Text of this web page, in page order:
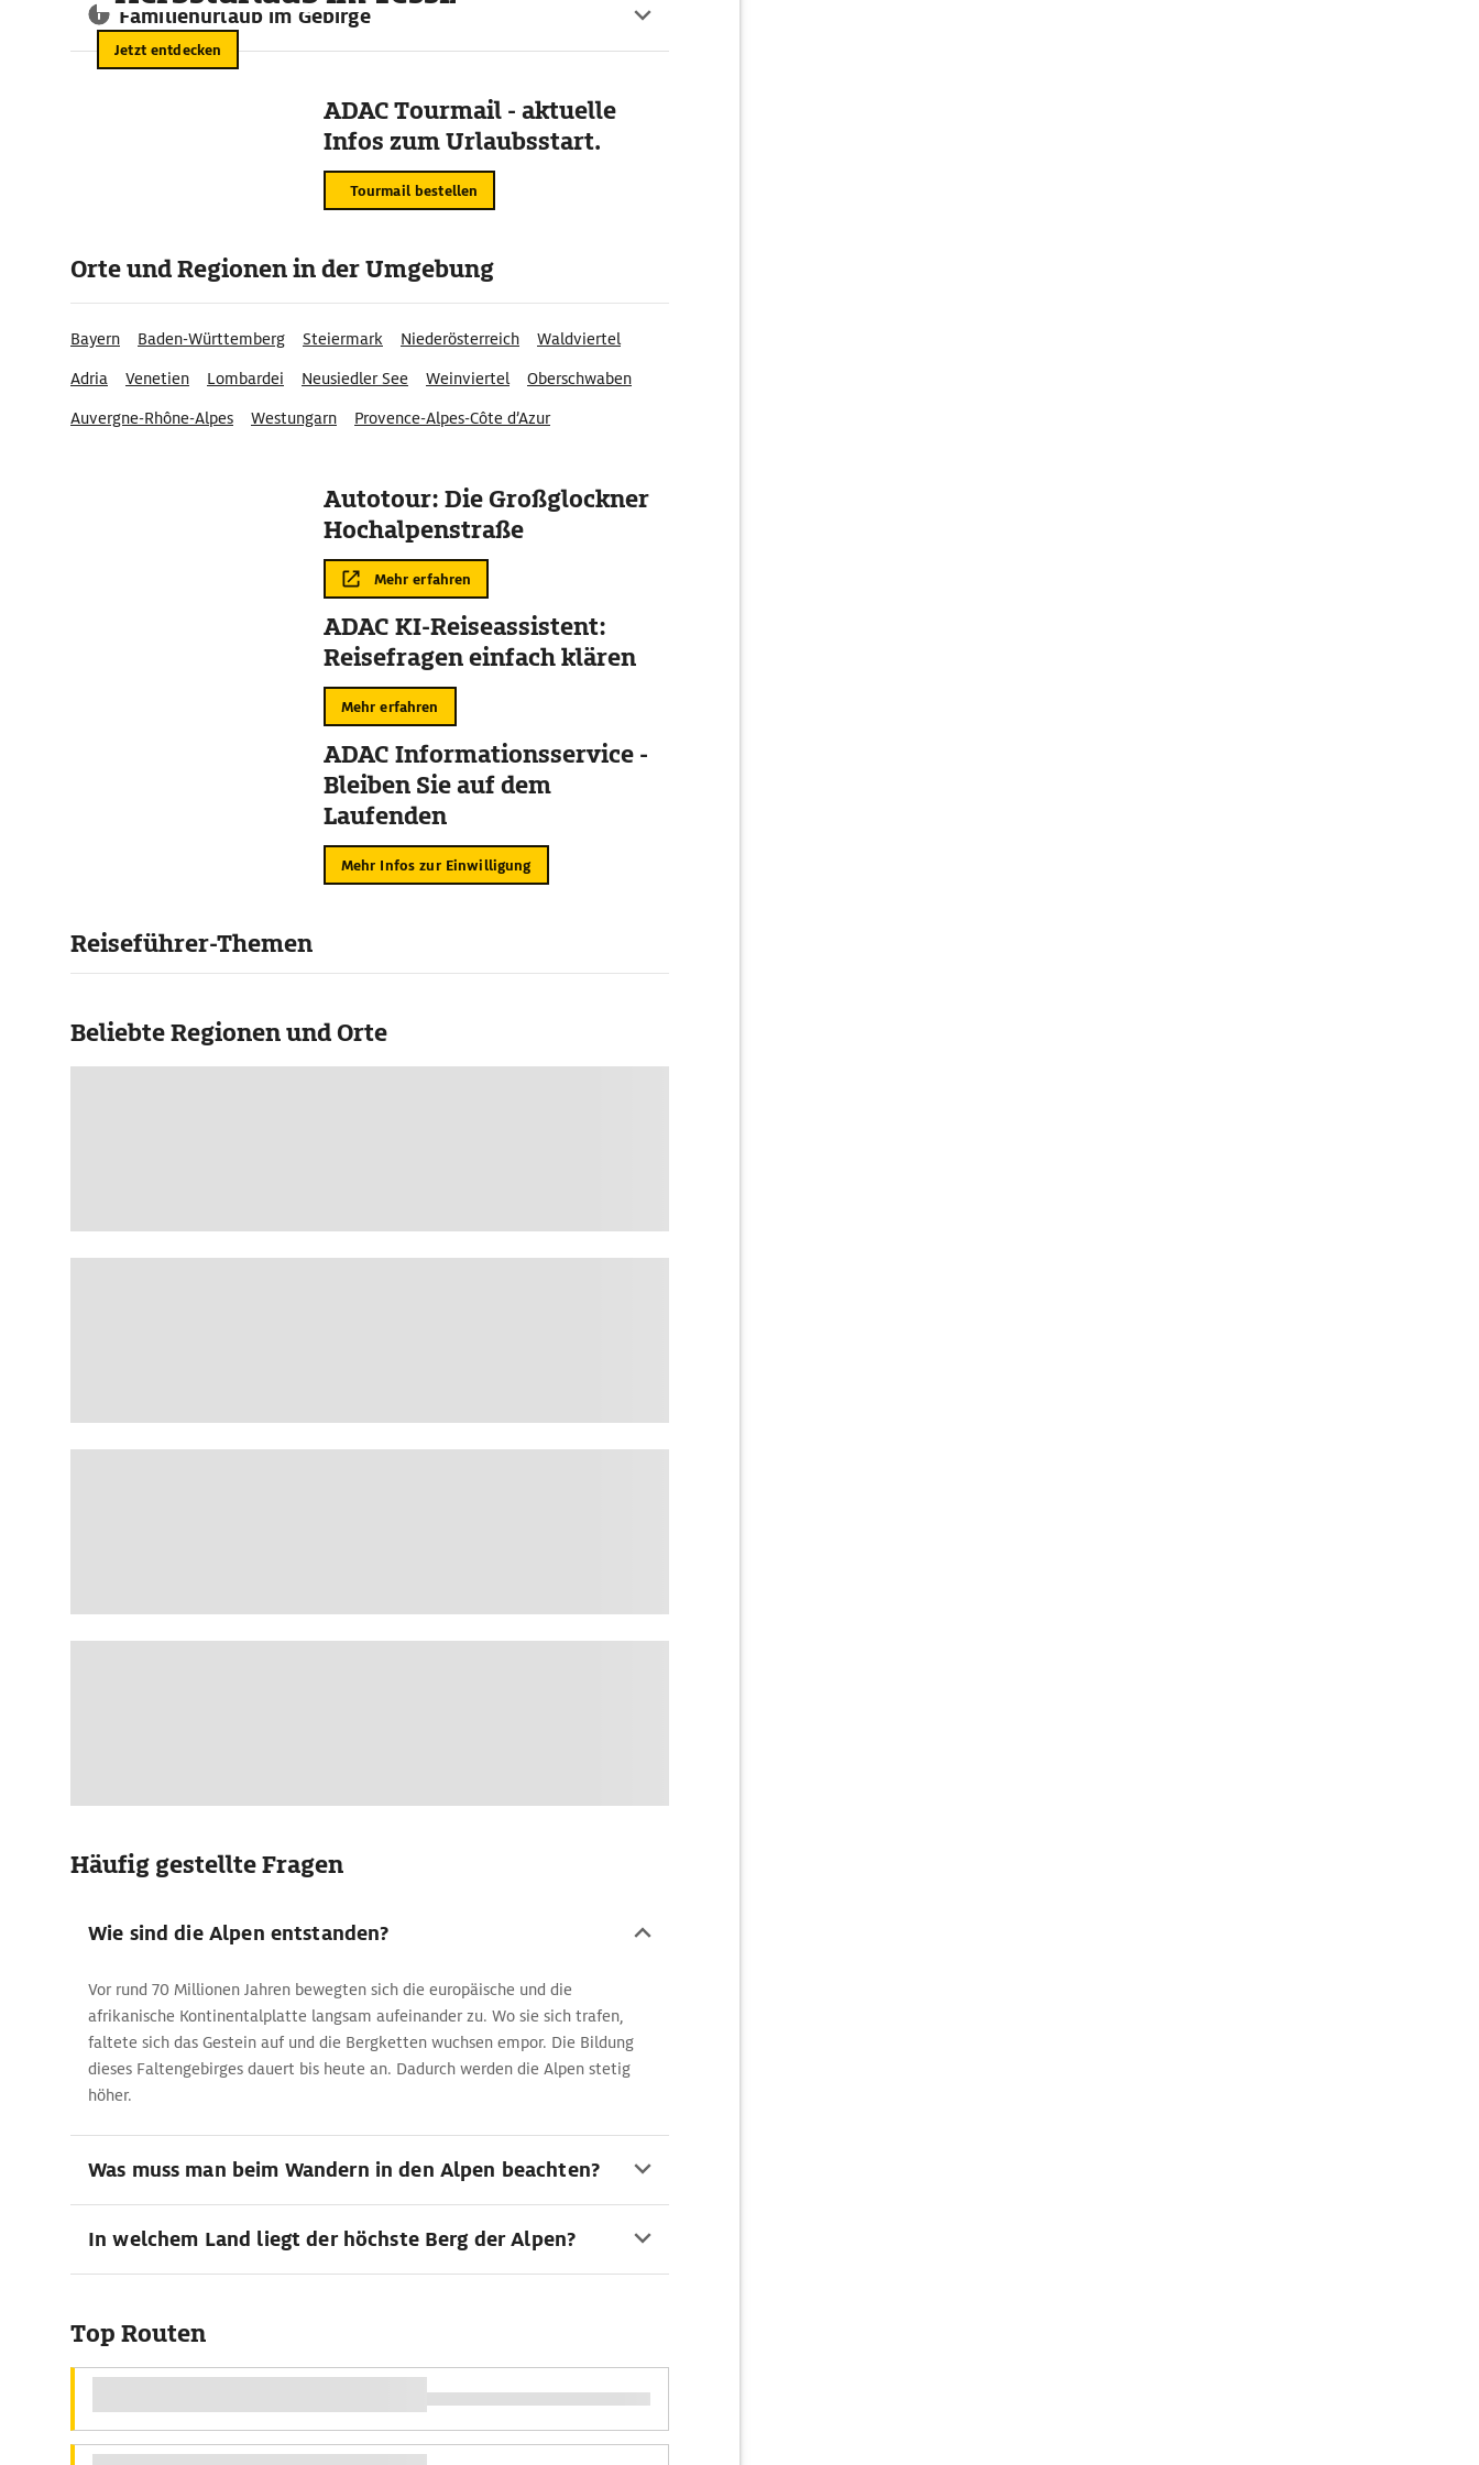
Familienurlaub im Gebirge
Jetzt entdecken
ADAC Tourmail - aktuelle
Infos zum Urlaubsstart.
Tourmail bestellen
Orte und Regionen in der Umgebung
Bayern Baden-Württemberg Steiermark Niederösterreich
Waldviertel
Adria
Venetien Lombardei Neusiedler See Weinviertel
Oberschwaben
Auvergne-Rhône-Alpes
Westungarn
Provence-Alpes-Côte d’Azur
Autotour: Die Großglockner
Hochalpenstraße
Mehr erfahren
ADAC KI-Reiseassistent:
Reisefragen einfach klären
Mehr erfahren
ADAC Informationsservice -
Bleiben Sie auf dem
Laufenden
Mehr Infos zur Einwilligung
Reiseführer-Themen
Beliebte Regionen und Orte
Häufig gestellte Fragen
Wie sind die Alpen entstanden?
Vor rund 70 Millionen Jahren bewegten sich die europäische und die
afrikanische Kontinentalplatte langsam aufeinander zu. Wo sie sich trafen,
faltete sich das Gestein auf und die Bergketten wuchsen empor. Die Bildung
dieses Faltengebirges dauert bis heute an. Dadurch werden die Alpen stetig
höher.
Was muss man beim Wandern in den Alpen beachten?
In welchem Land liegt der höchste Berg der Alpen?
Top Routen